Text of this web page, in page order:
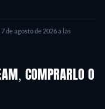
de agosto de 2026 a las
COMPRARLO O